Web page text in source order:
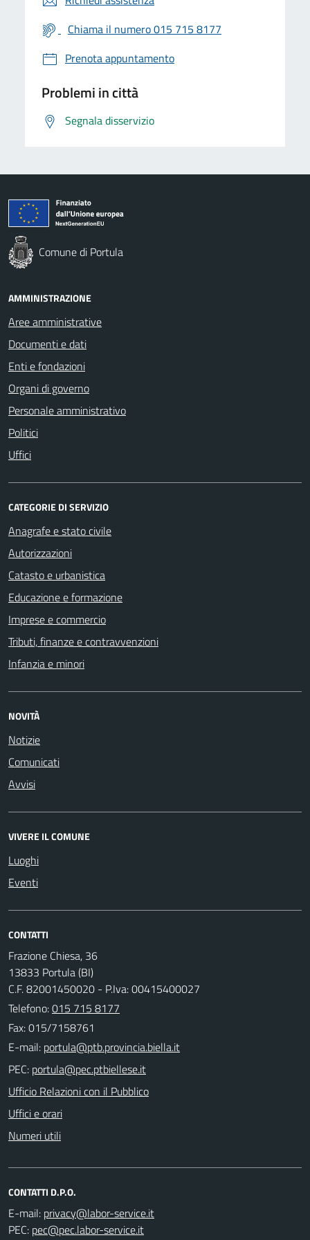
Chiama il numero 015 715 8177
Prenota appuntamento
Problemi in città
Segnala disservizio
Comune di Portula
AMMINISTRAZIONE
Aree amministrative
Documenti e dati
Enti e fondazioni
Organi di governo
Personale amministrativo
Politici
Uffici
CATEGORIE DI SERVIZIO
Anagrafe e stato civile
Autorizzazioni
Catasto e urbanistica
Educazione e formazione
Imprese e commercio
Tributi, finanze e contravvenzioni
Infanzia e minori
NOVITÀ
Notizie
Comunicati
Avvisi
VIVERE IL COMUNE
Luoghi
Eventi
CONTATTI
Frazione Chiesa, 36
13833 Portula (BI)
C.F. 82001450020 - P.Iva: 00415400027
Telefono:015 715 8177
Fax: 015/7158761
E-mail:
PEC:
Ufficio Relazioni con il Pubblico
Uffici e orari
Numeri utili
CONTATTI D.P.O.
E-mail:
PEC: